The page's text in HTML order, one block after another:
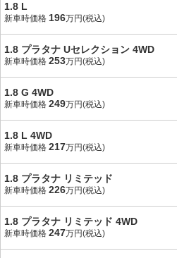
1.8 L
新車時価格 196万円(税込)
1.8 プラタナ Uセレクション 4WD
新車時価格 253万円(税込)
1.8 G 4WD
新車時価格 249万円(税込)
1.8 L 4WD
新車時価格 217万円(税込)
1.8 プラタナ リミテッド
新車時価格 226万円(税込)
1.8 プラタナ リミテッド 4WD
新車時価格 247万円(税込)